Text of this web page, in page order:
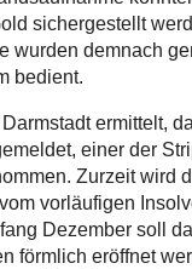
sichergestellt
wurden demnach
bedient.
ermittelt,
einer der
Zurzeit wird
vorläufigen
Dezember soll
förmlich eröffnet